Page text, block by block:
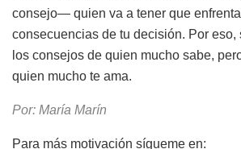
consejo— quien va a tener que
consecuencias de tu decisión. Por eso,
los consejos de quien mucho sabe,
quien mucho te ama.
Por: María Marín
Para más motivación sígueme en: